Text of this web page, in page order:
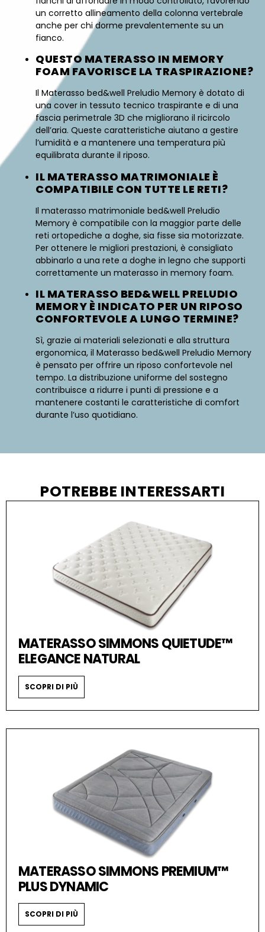
un corretto allineamento della colonna vertebrale
anche per chi dorme prevalentemente su un
fianco.
QUESTO MATERASSO IN MEMORY
FOAM FAVORISCE LA TRASPIRAZIONE?
Il Materasso bed&well Preludio Memory è dotato di
una cover in tessuto tecnico traspirante e di una
fascia perimetrale 3D che migliorano il ricircolo
dell’aria. Queste caratteristiche aiutano a gestire
l’umidità e a mantenere una temperatura più
equilibrata durante il riposo.
IL MATERASSO MATRIMONIALE È
COMPATIBILE CON TUTTE LE RETI?
Il materasso matrimoniale bed&well Preludio
Memory è compatibile con la maggior parte delle
reti ortopediche a doghe, sia fisse sia motorizzate.
Per ottenere le migliori prestazioni, è consigliato
abbinarlo a una rete a doghe in legno che supporti
correttamente un materasso in memory foam.
IL MATERASSO BED&WELL PRELUDIO
MEMORY È INDICATO PER UN RIPOSO
CONFORTEVOLE A LUNGO TERMINE?
Sì, grazie ai materiali selezionati e alla struttura
ergonomica, il Materasso bed&well Preludio Memory
è pensato per offrire un riposo confortevole nel
tempo. La distribuzione uniforme del sostegno
contribuisce a ridurre i punti di pressione e a
mantenere costanti le caratteristiche di comfort
durante l’uso quotidiano.
POTREBBE INTERESSARTI
MATERASSO SIMMONS QUIETUDE™
ELEGANCE NATURAL
SCOPRI DI PIÙ
MATERASSO SIMMONS PREMIUM™
PLUS DYNAMIC
SCOPRI DI PIÙ